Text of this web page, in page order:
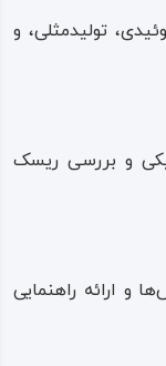
تولیدمثلی، و
و بررسی ریسک
و ارائه راهنمایی